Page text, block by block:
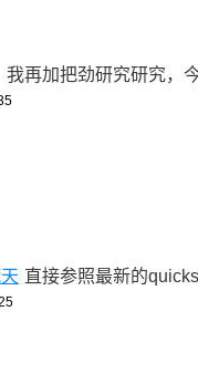
我再加把劲研究研究，
直接参照最新的